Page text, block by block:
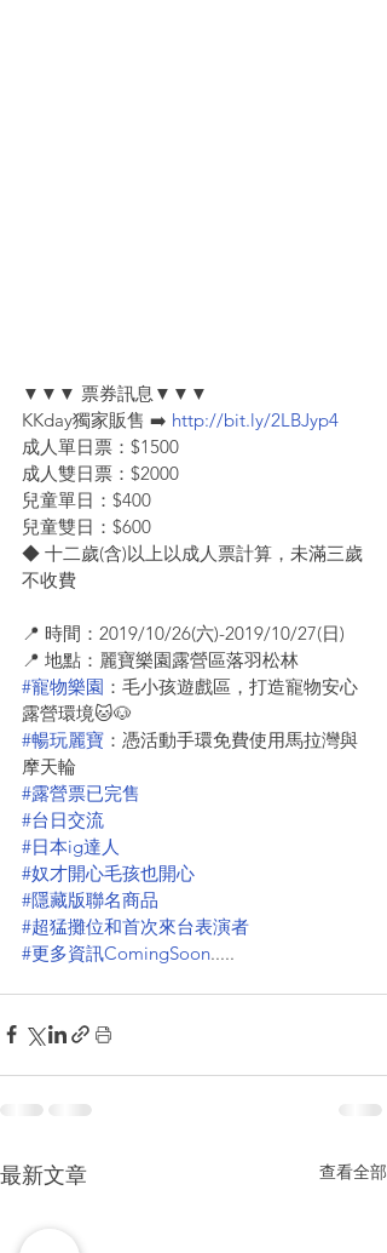
▼▼▼ 票券訊息▼▼▼
KKday獨家販售 ➡️ http://bit.ly/2LBJyp4
成人單日票：$1500
成人雙日票：$2000
兒童單日：$400
兒童雙日：$600
◆ 十二歲(含)以上以成人票計算，未滿三歲
不收費
📍 時間：2019/10/26(六)-2019/10/27(日)
📍 地點：麗寶樂園露營區落羽松林
#寵物樂園 ：毛小孩遊戲區，打造寵物安心
露營環境🐱🐶
#暢玩麗寶 ：憑活動手環免費使用馬拉灣與
摩天輪
#露營票已完售
#台日交流
#日本ig達人
#奴才開心毛孩也開心
#隱藏版聯名商品
#超猛攤位和首次來台表演者
#更多資訊ComingSoon.....
最新文章 查看全部